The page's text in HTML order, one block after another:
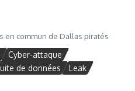
en commun de Dallas piratés
Cyber-attaque
de données
Leak